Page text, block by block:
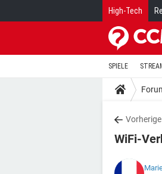
High-Tech
SPIELE
Vorherige
WiFi-